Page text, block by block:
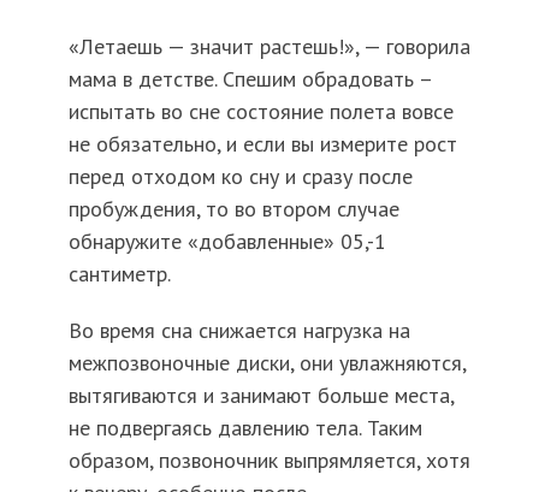
«Летаешь — значит растешь!», — говорила
мама в детстве. Спешим обрадовать –
испытать во сне состояние полета вовсе
не обязательно, и если вы измерите рост
перед отходом ко сну и сразу после
пробуждения, то во втором случае
обнаружите «добавленные» 05,-1
сантиметр.
Во время сна снижается нагрузка на
межпозвоночные диски, они увлажняются,
вытягиваются и занимают больше места,
не подвергаясь давлению тела. Таким
образом, позвоночник выпрямляется, хотя